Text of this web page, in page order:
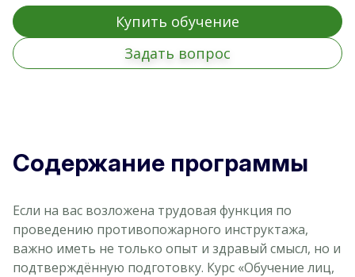
Купить обучение
Задать вопрос
Содержание программы
Если на вас возложена трудовая функция по
проведению противопожарного инструктажа,
важно иметь не только опыт и здравый смысл, но и
подтверждённую подготовку. Курс «Обучение лиц,